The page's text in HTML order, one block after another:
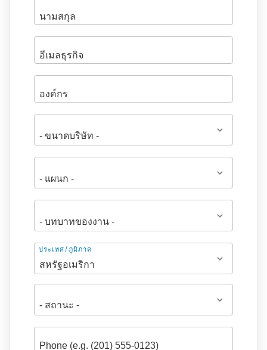
ที่
อยู่
ประเทศ/ภูมิภาค